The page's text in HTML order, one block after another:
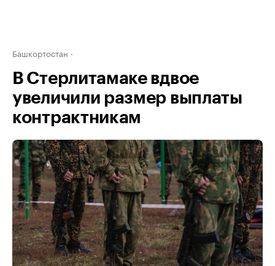
Башкортостан
В Стерлитамаке вдвое
увеличили размер выплаты
контрактникам